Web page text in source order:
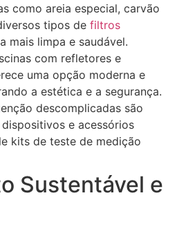
como areia especial, carvão
tipos de filtros
mais limpa e saudável.
com refletores e
uma opção moderna e
a estética e a segurança.
descomplicadas são
e acessórios
kits de teste de medição
Sustentável e